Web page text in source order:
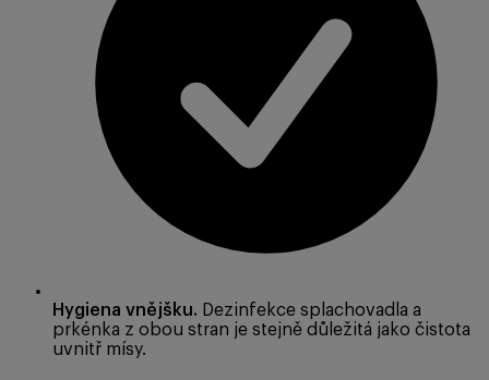
Hygiena vnějšku. Dezinfekce splachovadla a
prkénka z obou stran je stejně důležitá jako čistota
uvnitř mísy.